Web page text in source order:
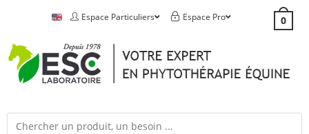
Espace Particuliers Espace Pro 0